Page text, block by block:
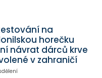
na
horečku
návrat dárců krve
v zahraničí